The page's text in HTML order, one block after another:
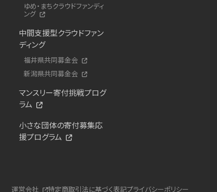
ゆめ・まちクラウドファンディ
ング
中間支援型クラウドファン
ディング
福井県共同募金会
新潟県共同募金会
マンスリー寄付挑戦プログ
ラム
小さな団体の寄付募集応
援プログラム
運営会社 特定商取引法に基づく表記プライバシーポリシー